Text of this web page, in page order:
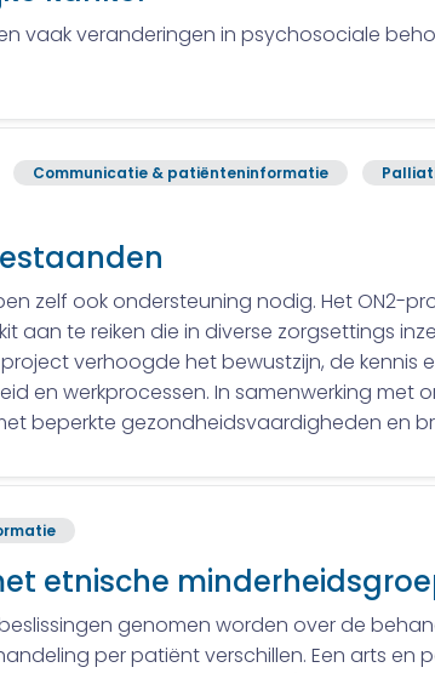
vaak veranderingen in psychosociale
Communicatie & patiënteninformatie
zelf ook ondersteuning nodig. Het ON2-
aan te reiken die in diverse zorgsettings
verhoogde het bewustzijn, de kennis
en werkprocessen. In samenwerking met
beperkte gezondheidsvaardigheden en
etnische
genomen worden over de
per patiënt verschillen. Een arts en